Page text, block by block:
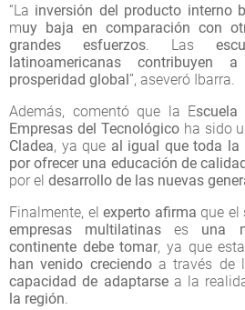
“La inversión del producto interno
muy baja en comparación con
grandes esfuerzos . Las
latinoamericanas contribuyen
prosperidad global”, aseveró Ibarra.
Además, comentó que la E
Empresas del Tecnológicoha sido
Cladea, ya que al igual que toda la
por ofrecer una educación de
por el desarrollo de las nuevas
Finalmente, el experto afirma que el
empresas multilatinases una
continente debe tomar, ya que
han venido creciendoa través de
capacidad de adaptarse a la
la región